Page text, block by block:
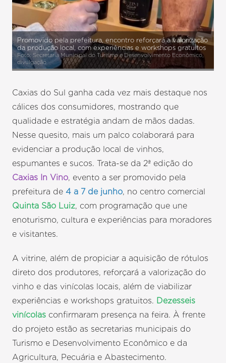
Promovido pela prefeitura, encontro reforçará a valorização
da produção local, com experiências e workshops gratuitos
Foto: Secretaria Municipal do Turismo e Desenvolvimento Econômico,
divulgação
Caxias do Sul ganha cada vez mais destaque nos
cálices dos consumidores, mostrando que
qualidade e estratégia andam de mãos dadas.
Nesse quesito, mais um palco colaborará para
evidenciar a produção local de vinhos,
espumantes e sucos. Trata-se da 2ª edição do
Caxias In Vino, evento a ser promovido pela
prefeitura de 4 a 7 de junho, no centro comercial
Quinta São Luiz, com programação que une
enoturismo, cultura e experiências para moradores
e visitantes.
A vitrine, além de propiciar a aquisição de rótulos
direto dos produtores, reforçará a valorização do
vinho e das vinícolas locais, além de viabilizar
experiências e workshops gratuitos. Dezesseis
vinícolas confirmaram presença na feira. À frente
do projeto estão as secretarias municipais do
Turismo e Desenvolvimento Econômico e da
Agricultura, Pecuária e Abastecimento.